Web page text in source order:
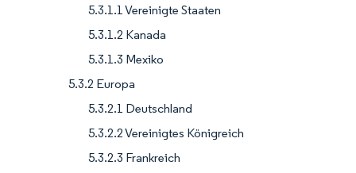
5.3.1.1 Vereinigte Staaten
5.3.1.2 Kanada
5.3.1.3 Mexiko
5.3.2 Europa
5.3.2.1 Deutschland
5.3.2.2 Vereinigtes Königreich
5.3.2.3 Frankreich